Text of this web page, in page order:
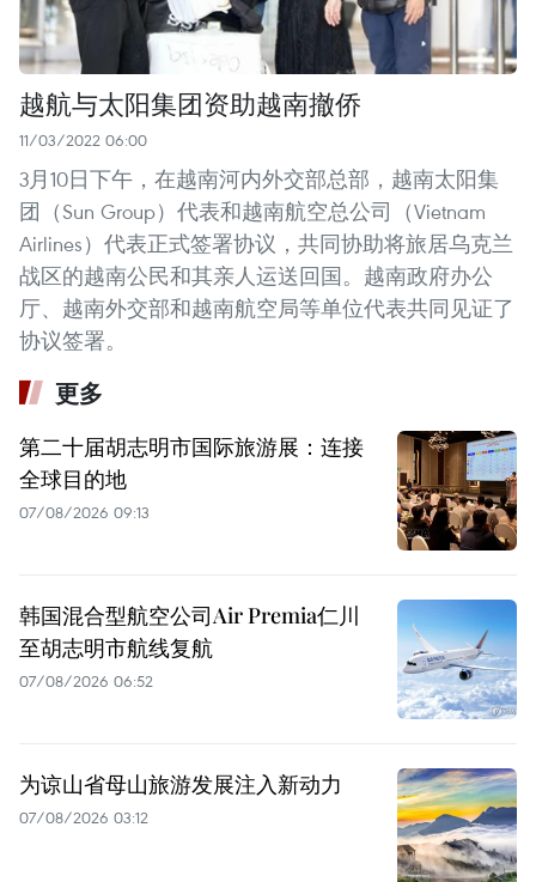
越航与太阳集团资助越南撤侨
11/03/2022 06:00
3月10日下午，在越南河内外交部总部，越南太阳集
团（Sun Group）代表和越南航空总公司（Vietnam
Airlines）代表正式签署协议，共同协助将旅居乌克兰
战区的越南公民和其亲人运送回国。越南政府办公
厅、越南外交部和越南航空局等单位代表共同见证了
协议签署。
更多
第二十届胡志明市国际旅游展：连接
全球目的地
07/08/2026 09:13
韩国混合型航空公司Air Premia仁川
至胡志明市航线复航
07/08/2026 06:52
为谅山省母山旅游发展注入新动力
07/08/2026 03:12